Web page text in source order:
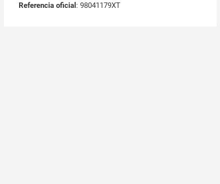
Referencia oficial : 98041179XT